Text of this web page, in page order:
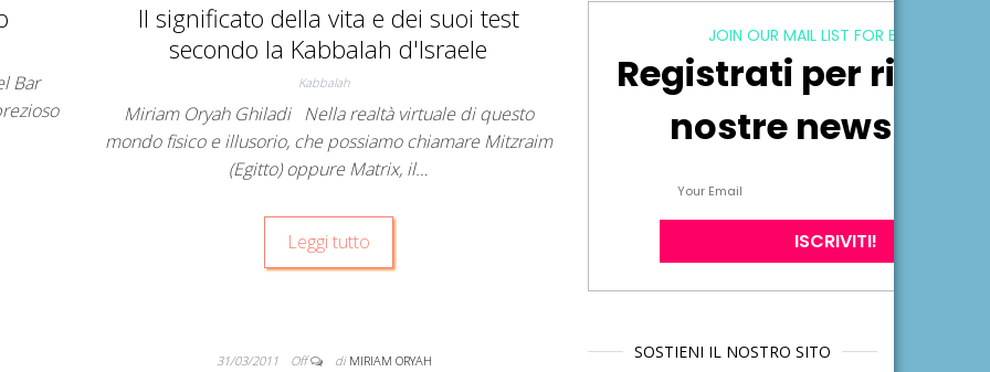
Bar
Il significato della vita e dei suoi test
secondo la Kabbalah d'Israele
Kabbalah
Miriam Oryah Ghiladi Nella realtà virtuale di questo
mondo fisico e illusorio, che possiamo chiamare Mitzraim
(Egitto) oppure Matrix, il…
Leggi tutto
31/03/2011 Off di MIRIAM ORYAH
JOIN OUR MAIL LIST FOR EXCLUSIVE
Registrati per
nostre
SOSTIENI IL NOSTRO SITO